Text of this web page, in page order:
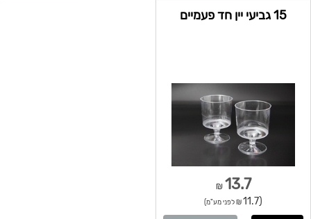
15 גביעי יין חד פעמיים
13.7
₪
(11.7 ₪ לפני מע"מ)